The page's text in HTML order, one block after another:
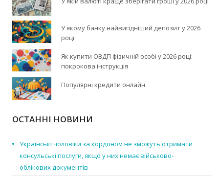
У якому банку найвигідніший депозит у 2026
році
Як купити ОВДП фізичній особі у 2026 році:
покрокова інструкція
Популярні кредити онлайн
ОСТАННІ НОВИНИ
Українські чоловіки за кордоном не зможуть отримати
консульські послуги, якщо у них немає військово-
облікових документів